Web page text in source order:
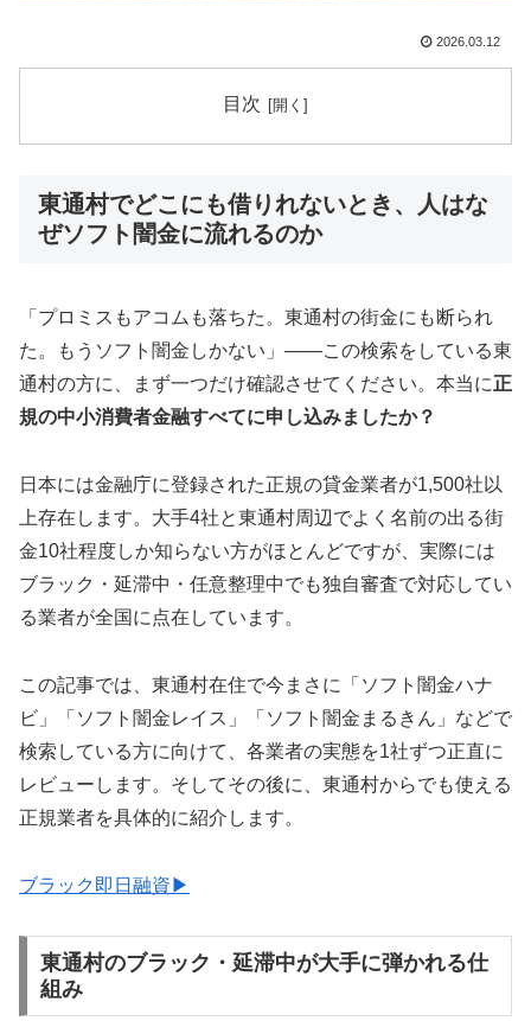
2026.03.12
目次
東通村でどこにも借りれないとき、人はな
ぜソフト闇金に流れるのか
「プロミスもアコムも落ちた。東通村の街金にも断られ
た。もうソフト闇金しかない」——この検索をしている東
通村の方に、まず一つだけ確認させてください。本当に正
規の中小消費者金融すべてに申し込みましたか？
日本には金融庁に登録された正規の貸金業者が1,500社以
上存在します。大手4社と東通村周辺でよく名前の出る街
金10社程度しか知らない方がほとんどですが、実際には
ブラック・延滞中・任意整理中でも独自審査で対応してい
る業者が全国に点在しています。
この記事では、東通村在住で今まさに「ソフト闇金ハナ
ビ」「ソフト闇金レイス」「ソフト闇金まるきん」などで
検索している方に向けて、各業者の実態を1社ずつ正直に
レビューします。そしてその後に、東通村からでも使える
正規業者を具体的に紹介します。
ブラック即日融資▶
東通村のブラック・延滞中が大手に弾かれる仕
組み